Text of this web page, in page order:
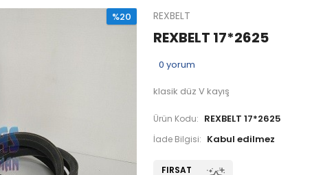
%20 REXBELT
REXBELT 17*2625
0 yorum
klasik düz V kayış
Ürün Kodu: REXBELT 17*2625
İade Bilgisi:
FIRSAT